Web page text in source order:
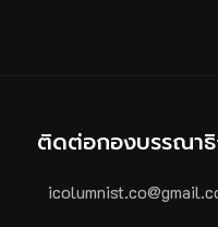
ติดต่อกองบรรณาธิ